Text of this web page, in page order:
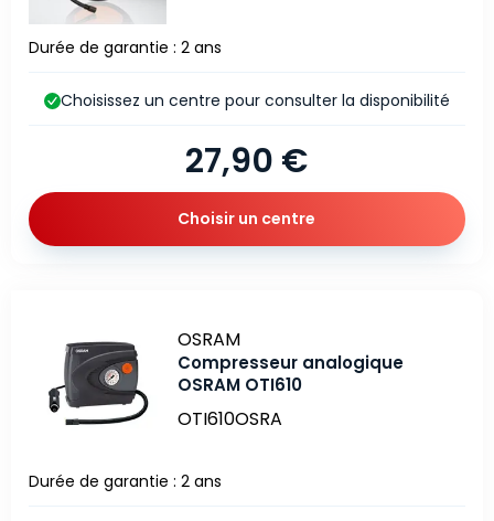
Durée de garantie : 2 ans
27,90 €
Choisissez un centre pour consulter la disponibilité
Choisir un centre
Marque
OSRAM
Compresseur analogique
OSRAM OTI610
OTI610OSRA
Durée de garantie : 2 ans